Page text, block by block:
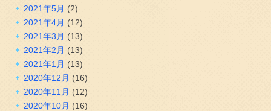
2021年5月 (2)
2021年4月 (12)
2021年3月 (13)
2021年2月 (13)
2021年1月 (13)
2020年12月 (16)
2020年11月 (12)
2020年10月 (16)